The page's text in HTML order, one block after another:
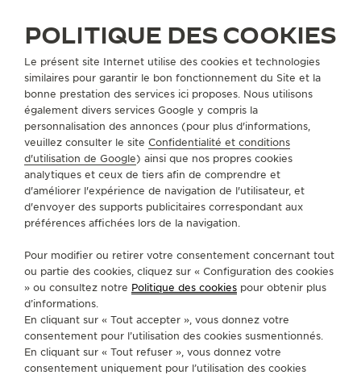
BRACELETSQC05986Z
ACCÉDER À LA PAGE INSTAGRAM DE
ACCÉDER À LA PAGE LINKEDIN DE
ALLER SUR LA PAGE JAEGER-
ACCÉDER À LA PAGE
ALLER SUR LA PAGE
ALLER SUR LA
A PROPOS DE NOUS
SERVICES
CONTACT
POLITIQUE DES COOKIES
Le présent site Internet utilise des cookies et technologies
similaires pour garantir le bon fonctionnement du Site et la
bonne prestation des services ici proposes. Nous utilisons
également divers services Google y compris la
personnalisation des annonces (pour plus d'informations,
veuillez consulter le site Confidentialité et conditions
d'utilisation de Google) ainsi que nos propres cookies
analytiques et ceux de tiers afin de comprendre et
d'améliorer l'expérience de navigation de l'utilisateur, et
d'envoyer des supports publicitaires correspondant aux
préférences affichées lors de la navigation.
Pour modifier ou retirer votre consentement concernant tout
ou partie des cookies, cliquez sur « Configuration des cookies
» ou consultez notre Politique des cookies pour obtenir plus
d’informations.
En cliquant sur « Tout accepter », vous donnez votre
consentement pour l’utilisation des cookies susmentionnés.
En cliquant sur « Tout refuser », vous donnez votre
consentement uniquement pour l’utilisation des cookies